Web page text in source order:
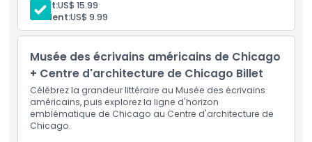
Heures d'ouverture
À savoir
Emplacement
Adult:US$ 15.99
Student:US$ 9.99
Musée des écrivains américains de Chicago
+ Centre d'architecture de Chicago Billet
Célébrez la grandeur littéraire au Musée des écrivains
américains, puis explorez la ligne d'horizon
emblématique de Chicago au Centre d'architecture de
Chicago.